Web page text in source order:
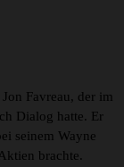
Favreau, der im
Dialog hatte. Er
seinem Wayne
brachte.